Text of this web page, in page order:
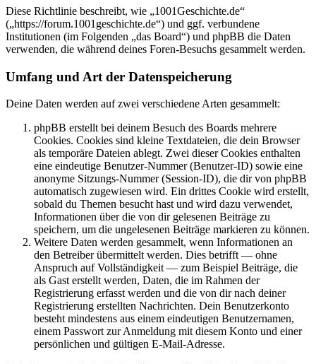
Diese Richtlinie beschreibt, wie „1001Geschichte.de“
(„https://forum.1001geschichte.de“) und ggf. verbundene
Institutionen (im Folgenden „das Board“) und phpBB die Daten
verwenden, die während deines Foren-Besuchs gesammelt werden.
Umfang und Art der Datenspeicherung
Deine Daten werden auf zwei verschiedene Arten gesammelt:
phpBB erstellt bei deinem Besuch des Boards mehrere
Cookies. Cookies sind kleine Textdateien, die dein Browser
als temporäre Dateien ablegt. Zwei dieser Cookies enthalten
eine eindeutige Benutzer-Nummer (Benutzer-ID) sowie eine
anonyme Sitzungs-Nummer (Session-ID), die dir von phpBB
automatisch zugewiesen wird. Ein drittes Cookie wird erstellt,
sobald du Themen besucht hast und wird dazu verwendet,
Informationen über die von dir gelesenen Beiträge zu
speichern, um die ungelesenen Beiträge markieren zu können.
Weitere Daten werden gesammelt, wenn Informationen an
den Betreiber übermittelt werden. Dies betrifft — ohne
Anspruch auf Vollständigkeit — zum Beispiel Beiträge, die
als Gast erstellt werden, Daten, die im Rahmen der
Registrierung erfasst werden und die von dir nach deiner
Registrierung erstellten Nachrichten. Dein Benutzerkonto
besteht mindestens aus einem eindeutigen Benutzernamen,
einem Passwort zur Anmeldung mit diesem Konto und einer
persönlichen und gültigen E-Mail-Adresse.